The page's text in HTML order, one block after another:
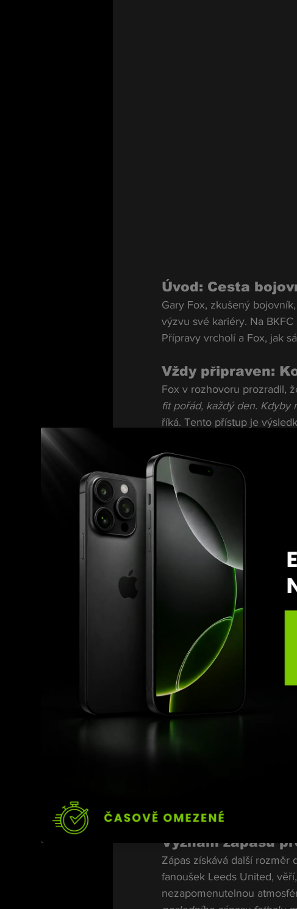
Úvod: Cesta
Gary Fox, zkušený
výzvu své kariéry. Na
Přípravy vrcholí a Fox, jak
Vždy připraven:
Fox v rozhovoru prozradil,
fit pořád, každý den. Kdyby
říká. Tento přístup je
Respekt k
Vztah mezi Foxem a jeho
půjde přátelství stranou.
že mě knokautuje. To je
říká Fox.
Strategie na
Fox ví, že Chase preferuje
styl, který mi sedí. Mám za
většinou to skončilo jejich
Zkušenosti vs.
Ačkoliv Chase má za
Fox věří, že jeho zkušenosti
ring jako já. Pokud se
Fox.
Mentalita
Fox je známý svou
jsem a čekal na další kolo,
buď do vyčerpání, nebo do
Význam zápasu
Zápas získává další rozměr
fanoušek Leeds United,
nezapomenutelnou